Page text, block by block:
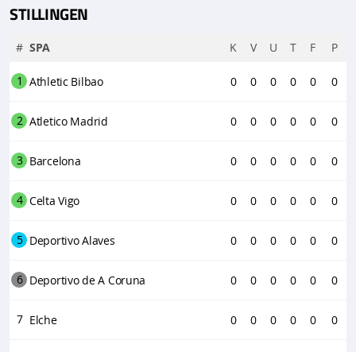
STILLINGEN
# SPA K V U T F P
1 Athletic Bilbao 0 0 0 0 0 0
2 Atletico Madrid 0 0 0 0 0 0
3 Barcelona 0 0 0 0 0 0
4 Celta Vigo 0 0 0 0 0 0
5 Deportivo Alaves 0 0 0 0 0 0
6 Deportivo de A Coruna 0 0 0 0 0 0
7 Elche 0 0 0 0 0 0